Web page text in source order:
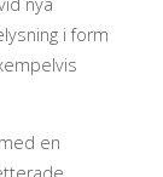
i form
en